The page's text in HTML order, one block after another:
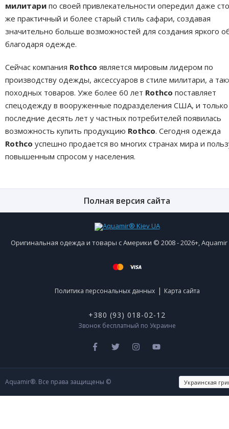
милитари по своей привлекательности опередил даже
же практичный и более старый стиль сафари, создавая
значительно больше возможностей для создания яркого
благодаря одежде.
Сейчас компания Rothco является мировым лидером по
производству одежды, аксессуаров в стиле милитари, а
походных товаров. Уже более 60 лет Rothco поставляет
спецодежду в вооруженные подразделения США, и только
последние десять лет у частных потребителей появилась
возможность купить продукцию Rothco. Сегодня одежда
Rothco успешно продается во многих странах мира и
повышенным спросом у населения.
Полная версия сайта
Оригинальная одежда и товары с Америки © 2008 - 2026+,
Политика персональных данных | Карта сайта
+380 (93) 018-02-12
Звонок бесплатный по Украине
Aquamir®. Все права защищены ©